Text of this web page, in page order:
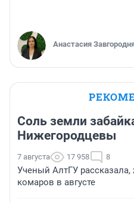
Анастасия
Соль земли
Нижегородцевы
7 августа 17 958 8
Ученый АлтГУ
комаров в августе